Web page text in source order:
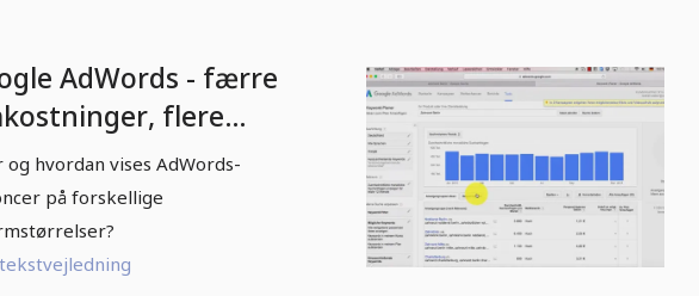
AdWords - færre
flere
- 1.3 AdWords-
på de forskellige
og hvordan vises AdWords-
på forskellige